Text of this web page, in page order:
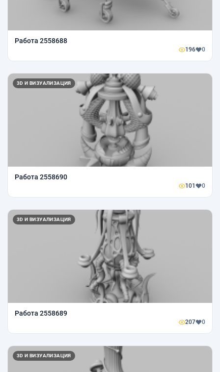
Работа 2558688
196 0
3D И ВИЗУАЛИЗАЦИЯ
Работа 2558690
101 0
3D И ВИЗУАЛИЗАЦИЯ
Работа 2558689
207 0
3D И ВИЗУАЛИЗАЦИЯ